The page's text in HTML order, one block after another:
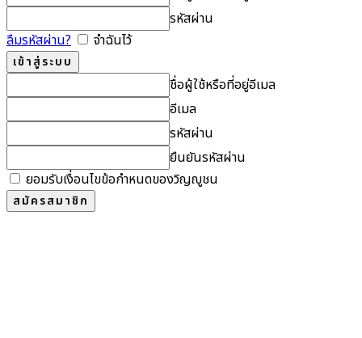
รหัสผ่าน
ลืมรหัสผ่าน?
จำฉันไว้
ชื่อผู้ใช้หรือที่อยู่อีเมล
อีเมล
รหัสผ่าน
ยืนยันรหัสผ่าน
ยอมรับเงื่อนไขข้อกำหนดของวิญญูชน